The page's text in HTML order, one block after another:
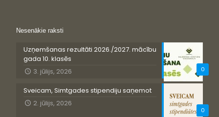
Nesenākie raksti
0
Uzņemšanas rezultāti 2026./2027. mācību
gada 10. klasēs
3. jūlijs, 2026
0
Sveicam, Simtgades stipendiju saņemot
2. jūlijs, 2026